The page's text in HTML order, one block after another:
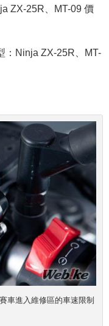
ZX-25R、MT-09 價
：Ninja ZX-25R、MT-
車進入維修區的車速限制